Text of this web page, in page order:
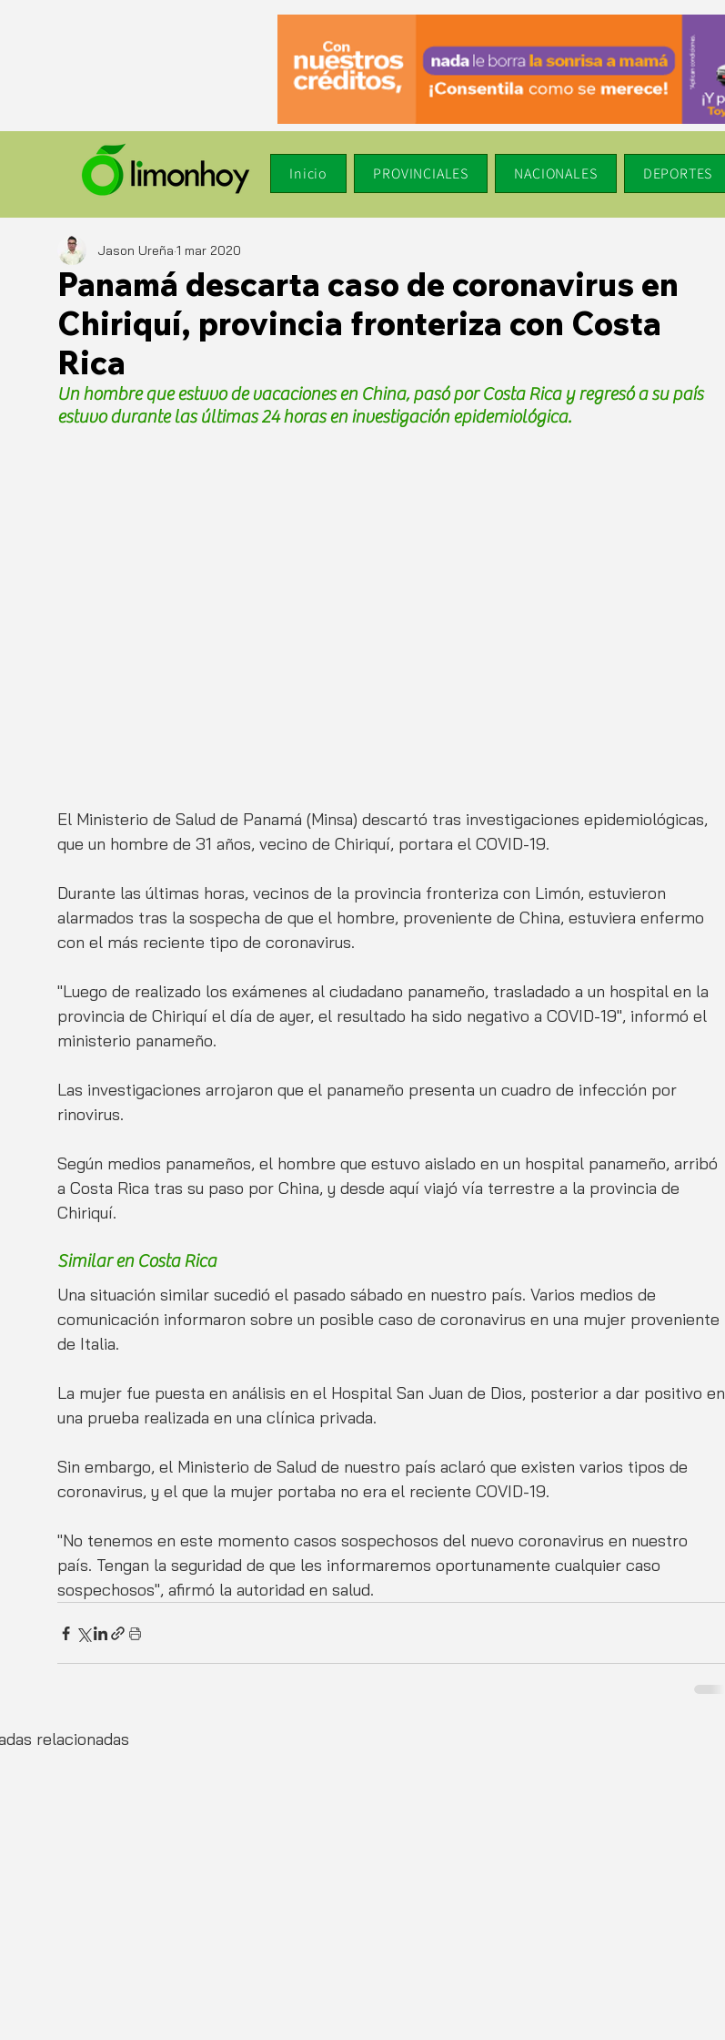
Inicio PROVINCIALES NACIONALES DEPORTES
Panamá descarta caso de coronavirus en
Chiriquí, provincia fronteriza con Costa
Rica
Jason Ureña 1 mar 2020
Un hombre que estuvo de vacaciones en China, pasó por Costa Rica y regresó a su país
estuvo durante las últimas 24 horas en investigación epidemiológica.
El Ministerio de Salud de Panamá (Minsa) descartó tras investigaciones epidemiológicas,
que un hombre de 31 años, vecino de Chiriquí, portara el COVID-19.
Durante las últimas horas, vecinos de la provincia fronteriza con Limón, estuvieron
alarmados tras la sospecha de que el hombre, proveniente de China, estuviera enfermo
con el más reciente tipo de coronavirus.
"Luego de realizado los exámenes al ciudadano panameño, trasladado a un hospital en la
provincia de Chiriquí el día de ayer, el resultado ha sido negativo a COVID-19", informó el
ministerio panameño.
Las investigaciones arrojaron que el panameño presenta un cuadro de infección por
rinovirus.
Según medios panameños, el hombre que estuvo aislado en un hospital panameño, arribó
a Costa Rica tras su paso por China, y desde aquí viajó vía terrestre a la provincia de
Chiriquí.
Similar en Costa Rica
Una situación similar sucedió el pasado sábado en nuestro país. Varios medios de
comunicación informaron sobre un posible caso de coronavirus en una mujer proveniente
de Italia.
La mujer fue puesta en análisis en el Hospital San Juan de Dios, posterior a dar positivo en
una prueba realizada en una clínica privada.
Sin embargo, el Ministerio de Salud de nuestro país aclaró que existen varios tipos de
coronavirus, y el que la mujer portaba no era el reciente COVID-19.
"No tenemos en este momento casos sospechosos del nuevo coronavirus en nuestro
país. Tengan la seguridad de que les informaremos oportunamente cualquier caso
sospechosos", afirmó la autoridad en salud.
relacionadas